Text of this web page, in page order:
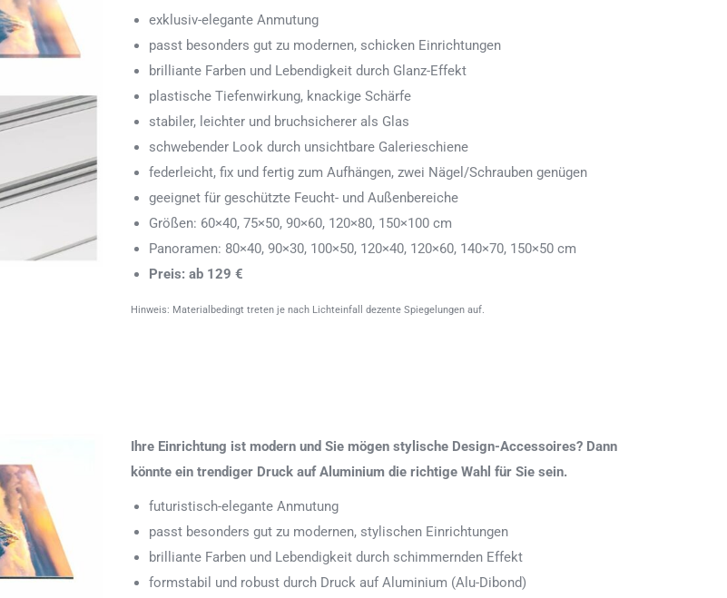
exklusiv-elegante Anmutung
passt besonders gut zu modernen, schicken Einrichtungen
brilliante Farben und Lebendigkeit durch Glanz-Effekt
plastische Tiefenwirkung, knackige Schärfe
stabiler, leichter und bruchsicherer als Glas
schwebender Look durch unsichtbare Galerieschiene
federleicht, fix und fertig zum Aufhängen, zwei Nägel/Schrauben genügen
geeignet für geschützte Feucht- und Außenbereiche
Größen: 60×40, 75×50, 90×60, 120×80, 150×100 cm
Panoramen: 80×40, 90×30, 100×50, 120×40, 120×60, 140×70, 150×50 cm
Preis: ab 129 €
Hinweis: Materialbedingt treten je nach Lichteinfall dezente Spiegelungen auf.
Ihre Einrichtung ist modern und Sie mögen stylische Design-Accessoires? Dann
könnte ein trendiger Druck auf Aluminium die richtige Wahl für Sie sein.
futuristisch-elegante Anmutung
passt besonders gut zu modernen, stylischen Einrichtungen
brilliante Farben und Lebendigkeit durch schimmernden Effekt
formstabil und robust durch Druck auf Aluminium (Alu-Dibond)